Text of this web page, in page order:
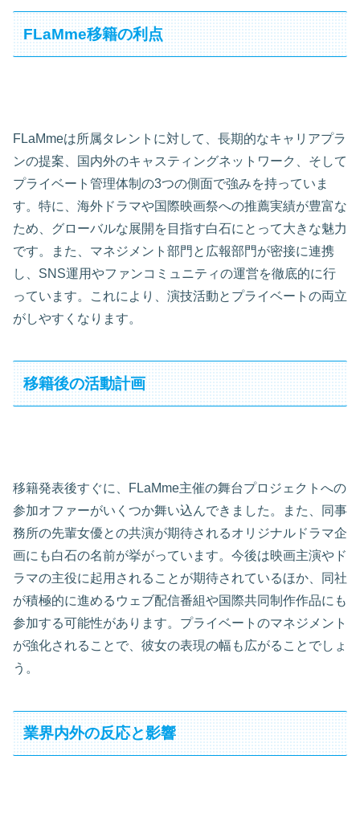
FLaMme移籍の利点
FLaMmeは所属タレントに対して、長期的なキャリアプラ
ンの提案、国内外のキャスティングネットワーク、そして
プライベート管理体制の3つの側面で強みを持っていま
す。特に、海外ドラマや国際映画祭への推薦実績が豊富な
ため、グローバルな展開を目指す白石にとって大きな魅力
です。また、マネジメント部門と広報部門が密接に連携
し、SNS運用やファンコミュニティの運営を徹底的に行
っています。これにより、演技活動とプライベートの両立
がしやすくなります。
移籍後の活動計画
移籍発表後すぐに、FLaMme主催の舞台プロジェクトへの
参加オファーがいくつか舞い込んできました。また、同事
務所の先輩女優との共演が期待されるオリジナルドラマ企
画にも白石の名前が挙がっています。今後は映画主演やド
ラマの主役に起用されることが期待されているほか、同社
が積極的に進めるウェブ配信番組や国際共同制作作品にも
参加する可能性があります。プライベートのマネジメント
が強化されることで、彼女の表現の幅も広がることでしょ
う。
業界内外の反応と影響